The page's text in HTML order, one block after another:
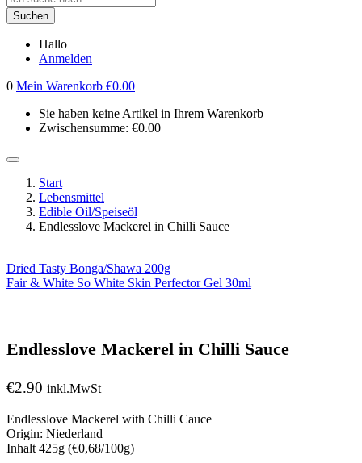
Suchen
Hallo
Anmelden
0 Mein Warenkorb €0.00
Sie haben keine Artikel in Ihrem Warenkorb
Zwischensumme: €0.00
Start
Lebensmittel
Edible Oil/Speiseöl
Endlesslove Mackerel in Chilli Sauce
Dried Tasty Bonga/Shawa 200g
Fair & White So White Skin Perfector Gel 30ml
Endlesslove Mackerel in Chilli Sauce
€2.90 inkl.MwSt
Endlesslove Mackerel with Chilli Cauce
Origin: Niederland
Inhalt 425g (€0,68/100g)